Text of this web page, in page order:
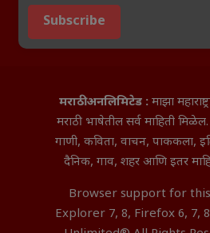
Subscribe
मराठी अनलिमिटेड : माझा
मराठी भाषेतील सर्व माहिती
गाणी, कविता, वाचन, पाककला,
दैनिक, गाव, शहर आणि इतर
Browser support for
Explorer 7, 8, Firefox 6, 7,